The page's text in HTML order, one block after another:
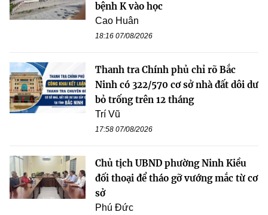
bệnh K vào học
Cao Huân
18:16 07/08/2026
Thanh tra Chính phủ chỉ rõ Bắc
Ninh có 322/570 cơ sở nhà đất dôi dư
bỏ trống trên 12 tháng
Trí Vũ
17:58 07/08/2026
Chủ tịch UBND phường Ninh Kiều
đối thoại để tháo gỡ vướng mắc từ cơ
sở
Phú Đức